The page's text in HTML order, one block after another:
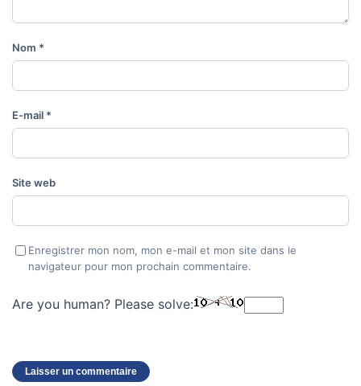
Nom *
E-mail *
Site web
Enregistrer mon nom, mon e-mail et mon site dans le
navigateur pour mon prochain commentaire.
Are you human? Please solve: